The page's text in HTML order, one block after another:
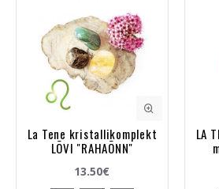
La Tene kristallikomplekt
LÕVI "RAHAÕNN"
13.50€
LA